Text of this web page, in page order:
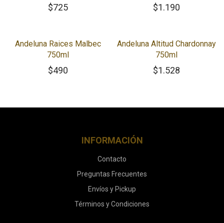
$725 $1.190
Andeluna Raices Malbec
750ml
$490
Andeluna Altitud Chardonnay
750ml
$1.528
INFORMACIÓN
Contacto
Preguntas Frecuentes
Envíos y Pickup
Términos y Condiciones